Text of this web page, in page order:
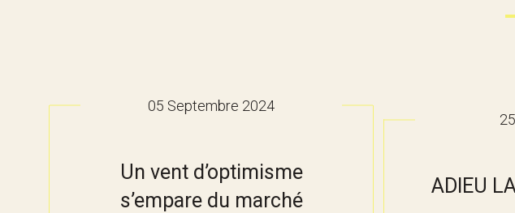
05 Septembre 2024
Un vent d’optimisme
s’empare du marché
ADIEU